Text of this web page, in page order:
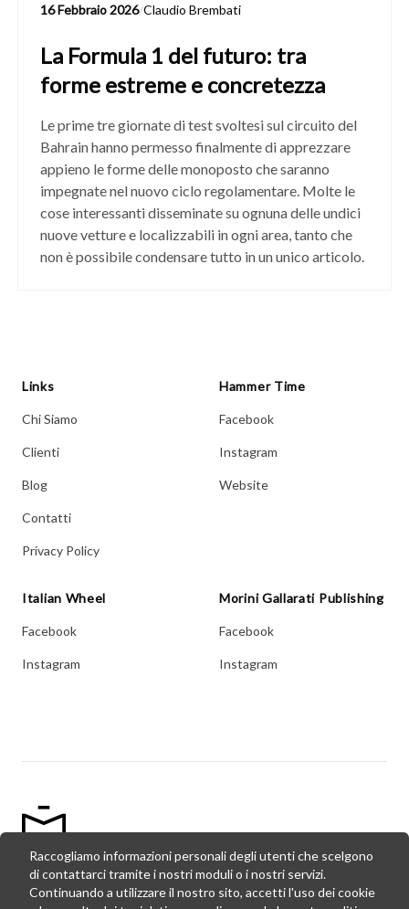
Raccogliamo informazioni personali degli utenti che scelgono
di contattarci tramite i nostri moduli o i nostri servizi.
Continuando a utilizzare il nostro sito, accetti l'uso dei cookie
16 Febbraio 2026/Claudio Brembati
La Formula 1 del futuro: tra
forme estreme e concretezza
Le prime tre giornate di test svoltesi sul circuito del
Bahrain hanno permesso finalmente di apprezzare
appieno le forme delle monoposto che saranno
impegnate nel nuovo ciclo regolamentare. Molte le
cose interessanti disseminate su ognuna delle undici
nuove vetture e localizzabili in ogni area, tanto che
non è possibile condensare tutto in un unico articolo.
Links
Chi Siamo
Clienti
Blog
Contatti
Privacy Policy
Hammer Time
Facebook
Instagram
Website
Italian Wheel
Facebook
Instagram
Morini Gallarati Publishing
Facebook
Instagram
© Copyright Morini Gallarati Publishing, 2026- P. Iva:
02727160034